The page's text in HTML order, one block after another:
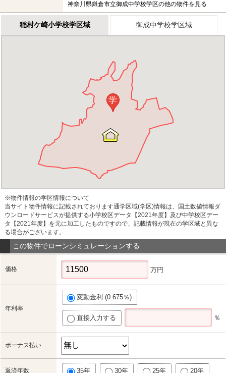
神奈川県鎌倉市立御成中学校学区の他の物件を見る
稲村ケ崎小学校学区域 御成中学校学区域
学
※物件情報の学区情報について
当サイト物件情報に記載されております通学区域(学区)情報は、国土数値情報ダ
ウンロードサービスが提供する小学校区データ【2021年度】及び中学校区デー
タ【2021年度】を元に加工したものですので、記載情報が現在の学区域と異な
る場合がございます。
この物件でローンシミュレーションする
価格 万円
年利率
変動金利 (0.675％)
直接入力する ％
ボーナス払い
返済年数 35年 30年 25年 20年